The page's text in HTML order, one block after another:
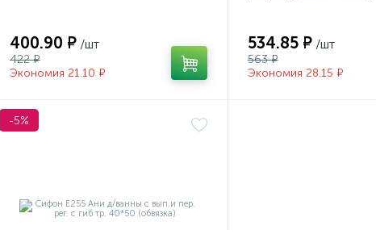
400.90 ₽ /шт
422 ₽
Экономия 21.10 ₽
534.85 ₽ /шт
563 ₽
Экономия 28.15 ₽
-5%